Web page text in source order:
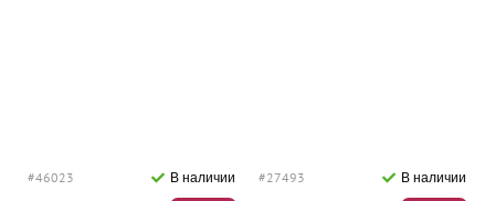
#46023 В наличии #27493 В наличии